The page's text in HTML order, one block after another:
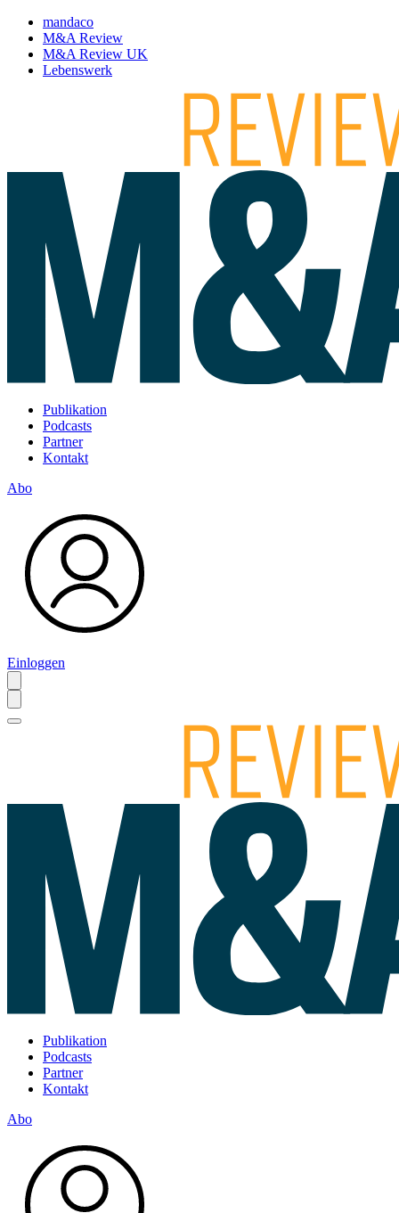
mandaco
M&A Review
M&A Review UK
Lebenswerk
Publikation
Podcasts
Partner
Kontakt
Abo
Einloggen
Publikation
Podcasts
Partner
Kontakt
Abo